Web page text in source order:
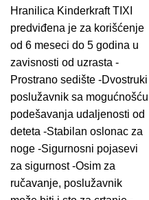
Hranilica Kinderkraft TIXI
predviđena je za korišćenje
od 6 meseci do 5 godina u
zavisnosti od uzrasta -
Prostrano sedište -Dvostruki
poslužavnik sa mogućnošću
podešavanja udaljenosti od
deteta -Stabilan oslonac za
noge -Sigurnosni pojasevi
za sigurnost -Osim za
ručavanje, poslužavnik